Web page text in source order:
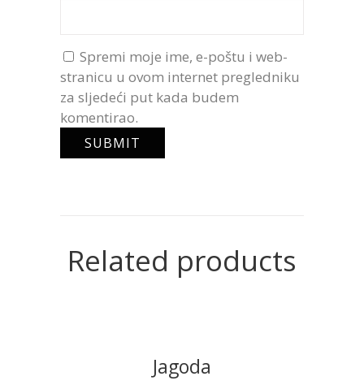
Spremi moje ime, e-poštu i web-
stranicu u ovom internet pregledniku
za sljedeći put kada budem
komentirao.
Related products
READ MORE
Jagoda